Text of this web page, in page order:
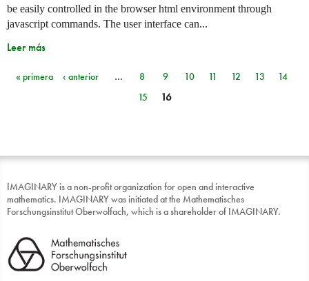
be easily controlled in the browser html environment through
javascript commands. The user interface can...
Leer más
Páginas
« primera ‹ anterior … 8 9 10 11 12 13
14
15
16
IMAGINARY is a non-profit organization for open and interactive
mathematics. IMAGINARY was initiated at the Mathematisches
Forschungsinstitut Oberwolfach, which is a shareholder of IMAGINARY.